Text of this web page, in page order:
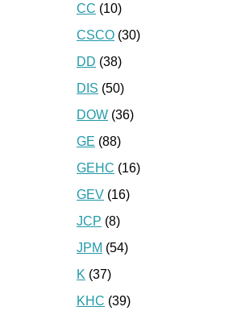
CC (10)
CSCO (30)
DD (38)
DIS (50)
DOW (36)
GE (88)
GEHC (16)
GEV (16)
JCP (8)
JPM (54)
K (37)
KHC (39)